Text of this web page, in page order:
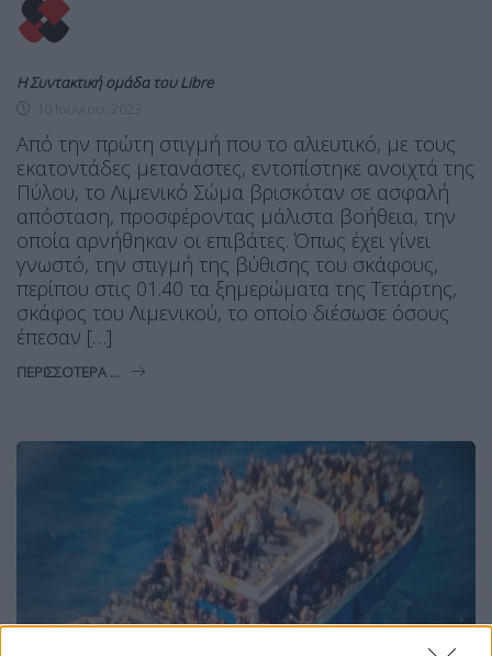
Η Συντακτική ομάδα του Libre
Από την πρώτη στιγμή που το αλιευτικό, με τους
εκατοντάδες μετανάστες, εντοπίστηκε ανοιχτά της
Πύλου, το Λιμενικό Σώμα βρισκόταν σε ασφαλή
απόσταση, προσφέροντας μάλιστα βοήθεια, την
οποία αρνήθηκαν οι επιβάτες. Όπως έχει γίνει
γνωστό, την στιγμή της βύθισης του σκάφους,
περίπου στις 01.40 τα ξημερώματα της Τετάρτης,
σκάφος του Λιμενικού, το οποίο διέσωσε όσους
έπεσαν […]
ΠΕΡΙΣΣΌΤΕΡΑ ...